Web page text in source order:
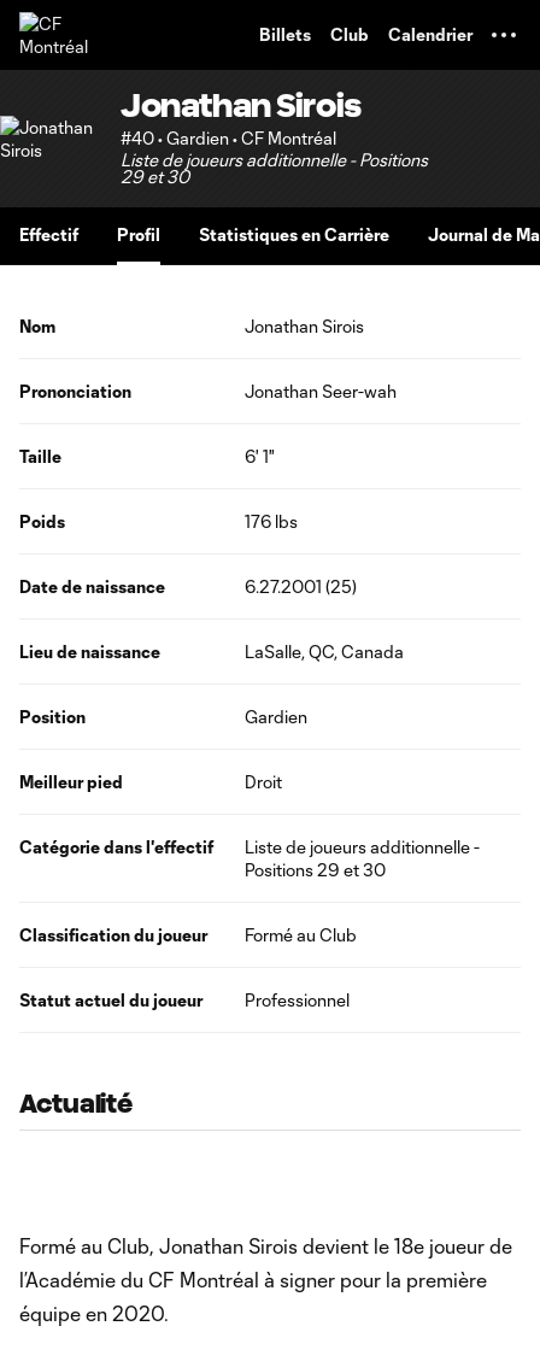
Billets Club Calendrier
Jonathan Sirois
#40 • Gardien • CF Montréal
Liste de joueurs additionnelle - Positions
29 et 30
Effectif Profil Statistiques en Carrière Journal de
Nom Jonathan Sirois
Prononciation Jonathan Seer-wah
Taille 6' 1"
Poids 176 lbs
Date de naissance 6.27.2001 (25)
Lieu de naissance LaSalle, QC, Canada
Position Gardien
Meilleur pied Droit
Catégorie dans l'effectif
Liste de joueurs additionnelle -
Positions 29 et 30
Classification du joueur Formé au Club
Statut actuel du joueur Professionnel
Actualité
Formé au Club, Jonathan Sirois devient le 18e joueur de
l’Académie du CF Montréal à signer pour la première
équipe en 2020.